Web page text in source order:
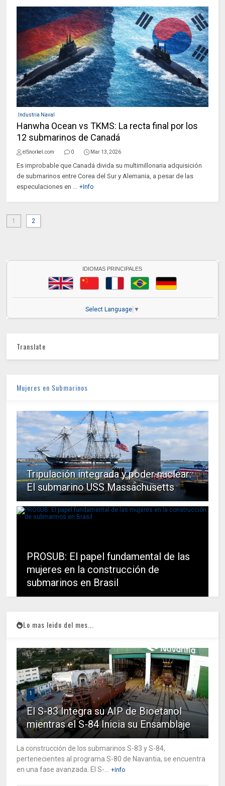
.Industria Naval
Hanwha Ocean vs TKMS: La recta final por los
12 submarinos de Canadá
elSnorkel.com 0 Mar 13, 2026
Es improbable que Canadá divida su multimillonaria adquisición
de submarinos entre Corea del Sur y Alemania, a pesar de las
especulaciones en ... +Info
1 2
IDIOMAS PRINCIPALES
Select Language ▼
Translate
Mujeres en Submarinos
Tripulación integrada y poder nuclear:
El submarino USS Massachusetts
PROSUB: El papel fundamental de las
mujeres en la construcción de
submarinos en Brasil
Lo mas leido del mes...
1
El S-83 Integra su AIP de Bioetanol
mientras el S-84 Inicia su Ensamblaje
La construcción de los submarinos S-83 y S-84,
pertenecientes al programa S-80 de Navantia, se encuentra
en una fase avanzada. El S-...
+Info